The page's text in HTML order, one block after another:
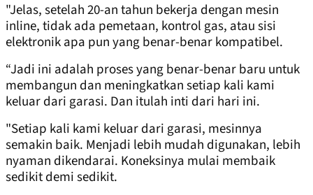
"Jelas, setelah 20-an tahun bekerja dengan mesin
inline, tidak ada pemetaan, kontrol gas, atau sisi
elektronik apa pun yang benar-benar kompatibel.
“Jadi ini adalah proses yang benar-benar baru untuk
membangun dan meningkatkan setiap kali kami
keluar dari garasi. Dan itulah inti dari hari ini.
"Setiap kali kami keluar dari garasi, mesinnya
semakin baik. Menjadi lebih mudah digunakan, lebih
nyaman dikendarai. Koneksinya mulai membaik
sedikit demi sedikit.